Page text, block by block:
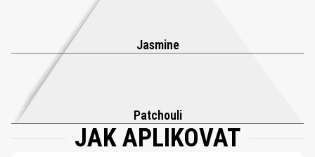
kompozici uhlazenou eleganci, zatímco pačuli dodává vůni hloubku
a hřejivou bohatost. Synthetic Jungle je podmanivou čichovou
cestou, která propojuje minulost se současností, oslavuje
odvážnou kreativitu 70. let a zároveň nabízí svěží moderní
perspektivu. Zve vás k procházce její živou, aromatickou
kompozicí, kde se nostalgie setkává s inovací ve vůni, která je
stejně podmanivá jako nadčasová.
Jasmine
Patchouli
JAK APLIKOVAT